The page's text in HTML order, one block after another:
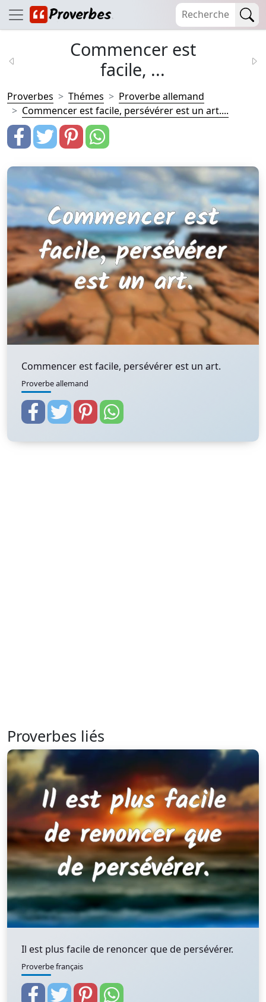
Commencer est
facile, ...
Proverbes Thémes
Proverbe allemand
Commencer est facile, persévérer est un art....
Commencer est facile, persévérer est un art.
Proverbe allemand
Proverbes liés
Il est plus facile de renoncer que de persévérer.
Proverbe français